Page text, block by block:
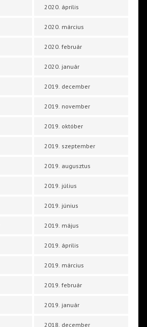
2020. április
2020. március
2020. február
2020. január
2019. december
2019. november
2019. október
2019. szeptember
2019. augusztus
2019. július
2019. június
2019. május
2019. április
2019. március
2019. február
2019. január
2018. december